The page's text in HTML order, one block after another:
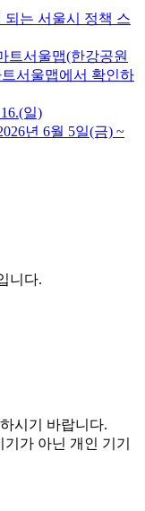
니다.
시기 바랍니다.
가 아닌 개인 기기